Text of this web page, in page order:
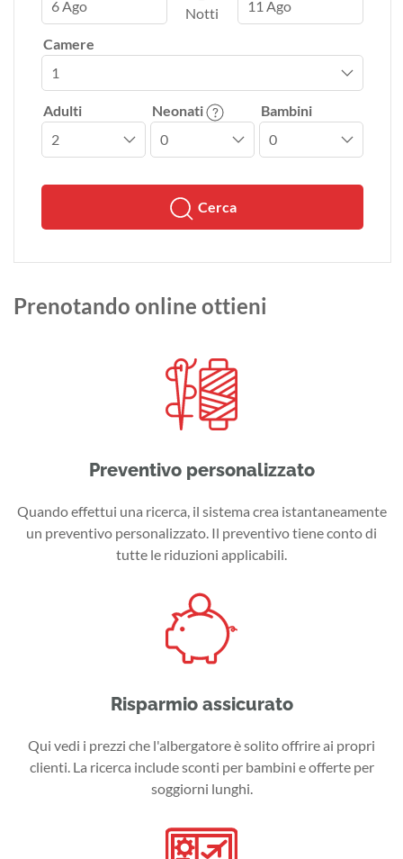
6 Ago
Notti
11 Ago
Camere
Adulti Neonati Bambini
Cerca
Prenotando online ottieni
Preventivo personalizzato
Quando effettui una ricerca, il sistema crea istantaneamente
un preventivo personalizzato. Il preventivo tiene conto di
tutte le riduzioni applicabili.
Risparmio assicurato
Qui vedi i prezzi che l'albergatore è solito offrire ai propri
clienti. La ricerca include sconti per bambini e offerte per
soggiorni lunghi.